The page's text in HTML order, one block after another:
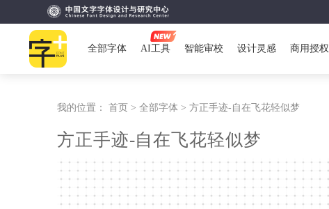
全部字体 AI工具 智能审校 设计灵感 商用授权
我的位置： 首页 > 全部字体 > 方正手迹-自在飞花轻似梦
方正手迹-自在飞花轻似梦